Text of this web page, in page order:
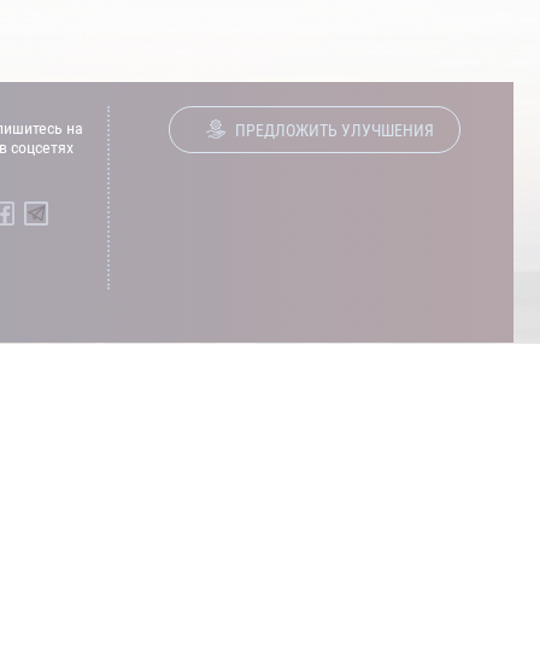
на
соцсетях
ПРЕДЛОЖИТЬ УЛУЧШЕНИЯ